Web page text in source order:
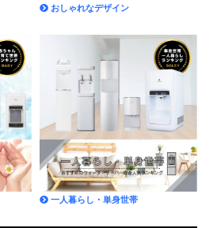
おしゃれなデザイン
一人暮らし・単身世帯